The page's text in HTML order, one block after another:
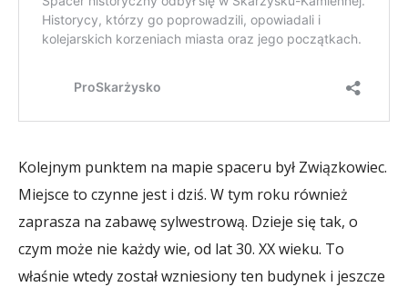
Kolejnym punktem na mapie spaceru był Związkowiec.
Miejsce to czynne jest i dziś. W tym roku również
zaprasza na zabawę sylwestrową. Dzieje się tak, o
czym może nie każdy wie, od lat 30. XX wieku. To
właśnie wtedy został wzniesiony ten budynek i jeszcze